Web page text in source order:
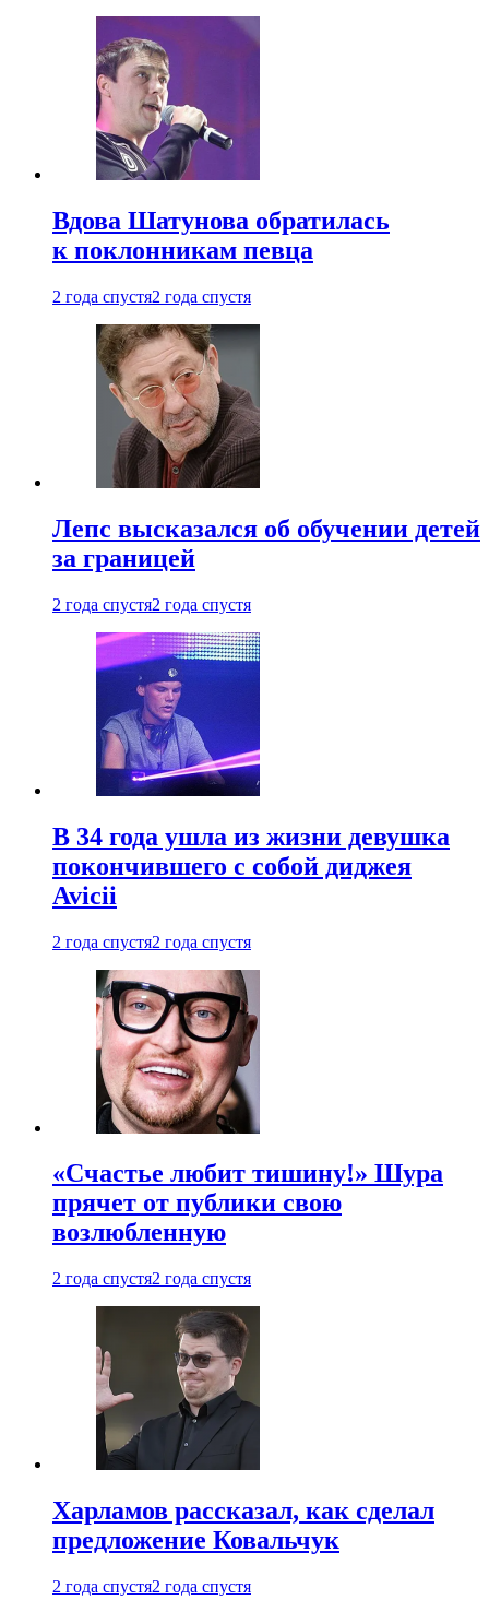
Вдова Шатунова обратилась
к поклонникам певца
2 года спустя2 года спустя
Лепс высказался об обучении детей
за границей
2 года спустя2 года спустя
В 34 года ушла из жизни девушка
покончившего с собой диджея
Avicii
2 года спустя2 года спустя
«Счастье любит тишину!» Шура
прячет от публики свою
возлюбленную
2 года спустя2 года спустя
Харламов рассказал, как сделал
предложение Ковальчук
2 года спустя2 года спустя